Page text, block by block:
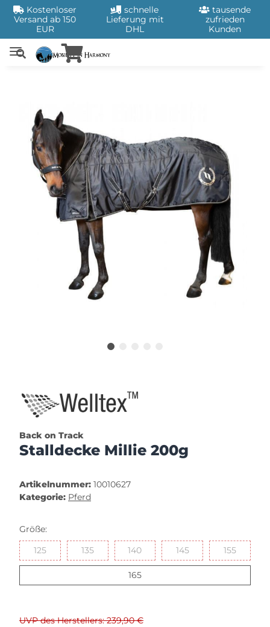
Kostenloser
Versand ab 150
EUR
schnelle
Lieferung mit
DHL
tausende
zufrieden
Kunden
Back on Track
Stalldecke Millie 200g
Artikelnummer: 10010627
Kategorie: Pferd
Größe:
125125 135135 140140 145145 155155
165165
UVP des Herstellers: 239,90 €